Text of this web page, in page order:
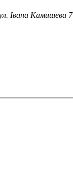
Івана Камишева 7